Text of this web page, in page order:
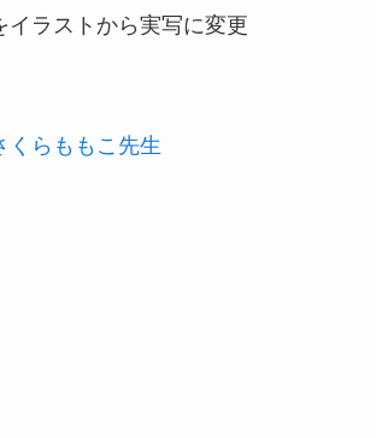
イラストから実写に変更
くらももこ先生